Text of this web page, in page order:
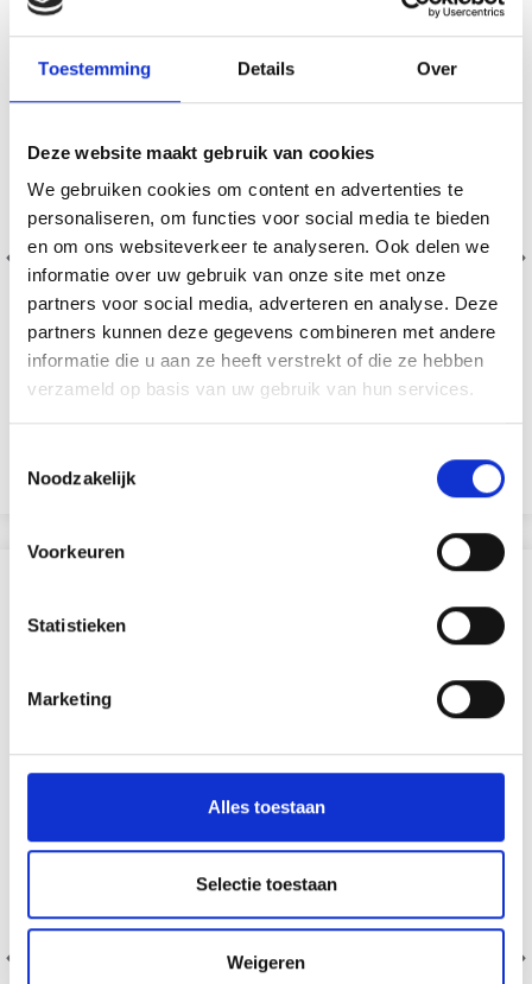
Toestemming Details Over
Deze website maakt gebruik van cookies
We gebruiken cookies om content en advertenties te
personaliseren, om functies voor social media te bieden
en om ons websiteverkeer te analyseren. Ook delen we
informatie over uw gebruik van onze site met onze
partners voor social media, adverteren en analyse. Deze
partners kunnen deze gegevens combineren met andere
informatie die u aan ze heeft verstrekt of die ze hebben
verzameld op basis van uw gebruik van hun services.
Noodzakelijk
Voorkeuren
Statistieken
Marketing
Alles toestaan
Selectie toestaan
Weigeren
ONION SILK+KID
MOHAIR
60% Laine mérinos / 30%
Coton / 10% Cachemire
Voir toutes les options
ONION NO.4 ORGANIC
WOOL+NETTLES
70% Bio Laine / 30% Fibres
d’ortie
Voir toutes les options
Économisez jusqu'à 50 %
Soyez le premier à connaître nos soldes et
Wil je liever nieuws ontvangen over onze
Nederlands?